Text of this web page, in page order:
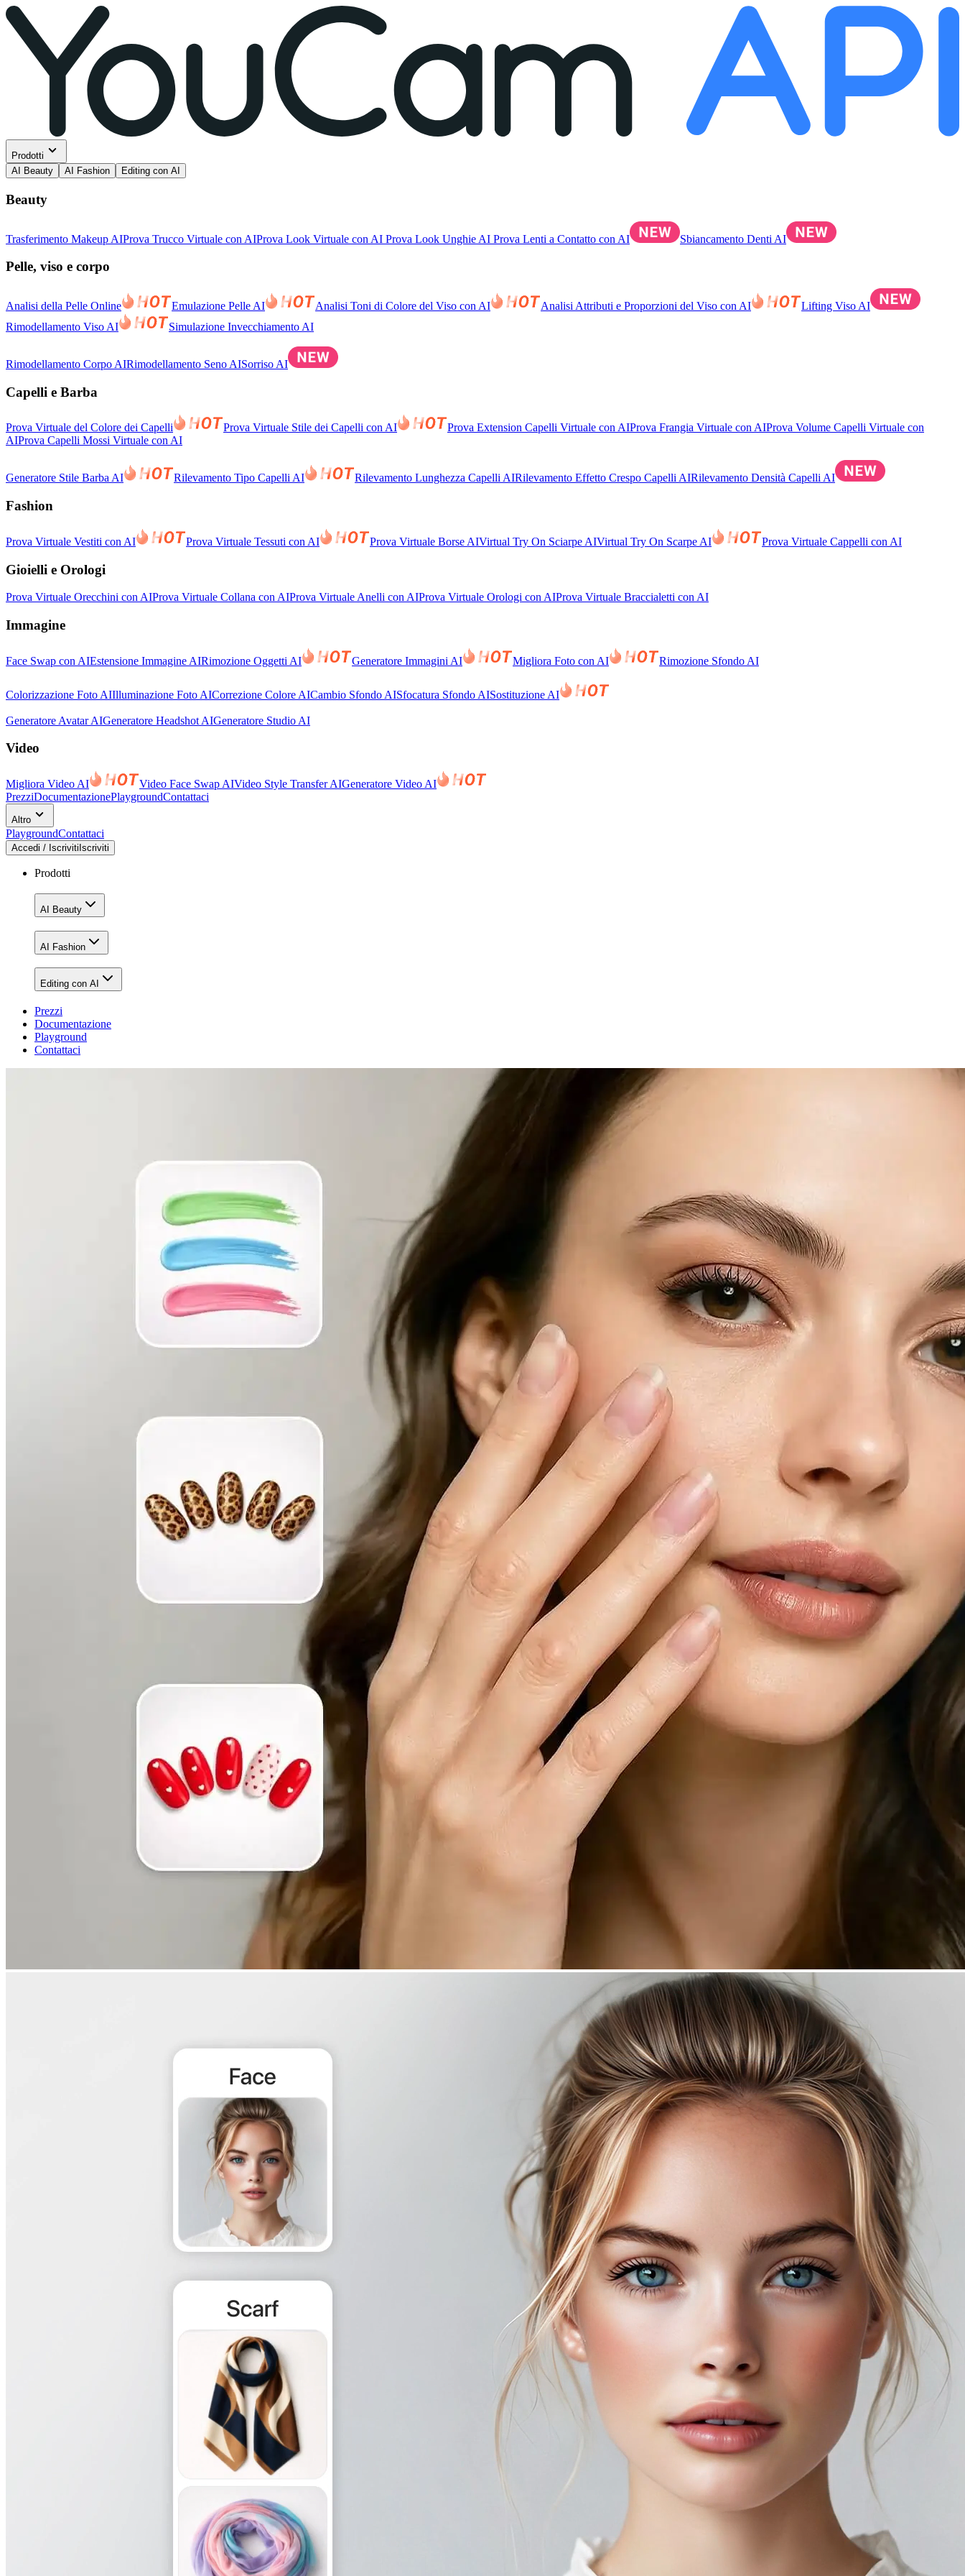
Prodotti
AI Beauty
AI Fashion Editing con AI
Beauty
Trasferimento Makeup AIProva Trucco Virtuale con AIProva Look Virtuale con AI Prova Look Unghie AI Prova Lenti a Contatto con AI Sbiancamento Denti AI
Pelle, viso e corpo
Analisi della Pelle Online Emulazione Pelle AI Analisi Toni di Colore del Viso con AI Analisi Attributi e Proporzioni del Viso con AI
Lifting Viso AI
Rimodellamento Viso AI
Simulazione Invecchiamento AI
Rimodellamento Corpo AIRimodellamento Seno AISorriso AI
Capelli e Barba
Prova Virtuale del Colore dei Capelli Prova Virtuale Stile dei Capelli con AI Prova Extension Capelli Virtuale con AIProva Frangia Virtuale con AIProva Volume Capelli Virtuale con
AIProva Capelli Mossi Virtuale con AI
Generatore Stile Barba AI Rilevamento Tipo Capelli AI Rilevamento Lunghezza Capelli AIRilevamento Effetto Crespo Capelli AIRilevamento Densità Capelli AI
Fashion
Prova Virtuale Vestiti con AI Prova Virtuale Tessuti con AI Prova Virtuale Borse AIVirtual Try On Sciarpe AIVirtual Try On Scarpe AI Prova Virtuale Cappelli con AI
Gioielli e Orologi
Prova Virtuale Orecchini con AIProva Virtuale Collana con AIProva Virtuale Anelli con AIProva Virtuale Orologi con AIProva Virtuale Braccialetti con AI
Immagine
Face Swap con AIEstensione Immagine AIRimozione Oggetti AI Generatore Immagini AI Migliora Foto con AI Rimozione Sfondo AI
Colorizzazione Foto AIIlluminazione Foto AICorrezione Colore AICambio Sfondo AISfocatura Sfondo AISostituzione AI
Generatore Avatar AIGeneratore Headshot AIGeneratore Studio AI
Video
Migliora Video AI Video Face Swap AIVideo Style Transfer AIGeneratore Video AI
PrezziDocumentazionePlaygroundContattaci
Altro
PlaygroundContattaci
Accedi / Iscriviti Iscriviti
Prodotti
AI Beauty
AI Fashion
Editing con AI
Prezzi
Documentazione
Playground
Contattaci